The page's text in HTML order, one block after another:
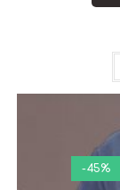
-45%